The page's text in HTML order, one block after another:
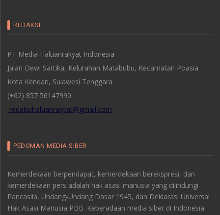
REDAKSI
PT Media Haluanrakyat Indonesia
Jalan Dewi Sartika, Kelurahan Matabubu, Kecamatan Poasia
Kota Kendari, Sulawesi Tenggara
(+62) 857 56147990
redaksihaluanrakyat@gmail.com
PEDOMAN MEDIA SIBER
Kemerdekaan berpendapat, kemerdekaan berekspresi, dan
kemerdekaan pers adalah hak asasi manusia yang dilindungi
Pancasila, Undang-Undang Dasar 1945, dan Deklarasi Universal
Hak Asasi Manusia PBB. Keberadaan media siber di Indonesia